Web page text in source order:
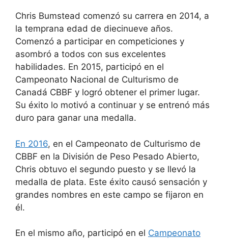
Chris Bumstead comenzó su carrera en 2014, a
la temprana edad de diecinueve años.
Comenzó a participar en competiciones y
asombró a todos con sus excelentes
habilidades. En 2015, participó en el
Campeonato Nacional de Culturismo de
Canadá CBBF y logró obtener el primer lugar.
Su éxito lo motivó a continuar y se entrenó más
duro para ganar una medalla.
En 2016, en el Campeonato de Culturismo de
CBBF en la División de Peso Pesado Abierto,
Chris obtuvo el segundo puesto y se llevó la
medalla de plata. Este éxito causó sensación y
grandes nombres en este campo se fijaron en
él.
En el mismo año, participó en el Campeonato